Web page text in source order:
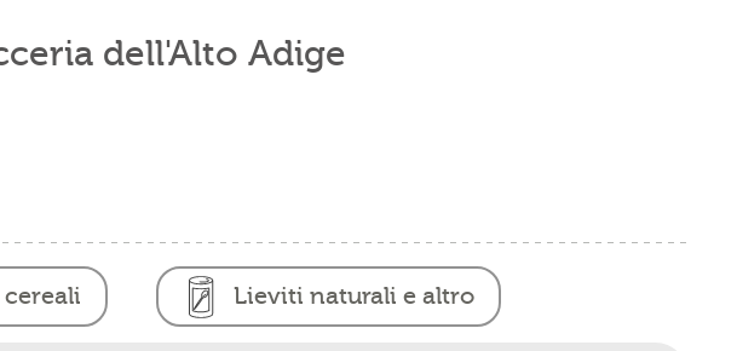
dell'Alto Adige
cereali Lieviti naturali e altro